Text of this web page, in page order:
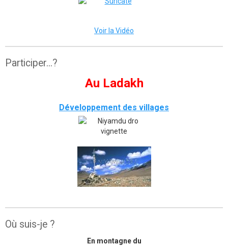
Voir la Vidéo
Participer...?
Au Ladakh
Développement des villages
Où suis-je ?
En montagne du